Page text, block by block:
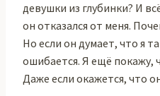
девушки из глубинки? И
он отказался от меня.
Но если он думает, что я
ошибается. Я ещё покажу,
Даже если окажется, что